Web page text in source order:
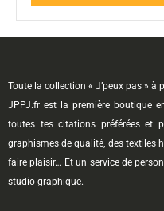
Toute la collection « J’peux pas » à
JPPJ.fr est la première boutique
toutes tes citations préférées et
graphismes de qualité, des textiles
faire plaisir… Et un service de
studio graphique.